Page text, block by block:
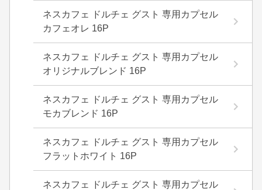
ネスカフェ ドルチェ グスト 専用カプセル
カフェオレ 16P
ネスカフェ ドルチェ グスト 専用カプセル
オリジナルブレンド 16P
ネスカフェ ドルチェ グスト 専用カプセル
モカブレンド 16P
ネスカフェ ドルチェ グスト 専用カプセル
フラットホワイト 16P
ネスカフェ ドルチェ グスト 専用カプセル